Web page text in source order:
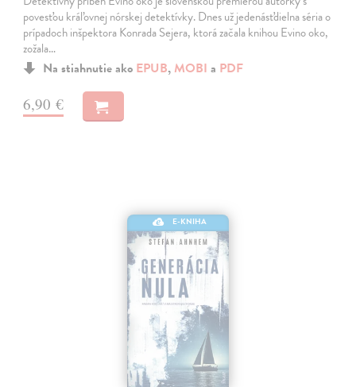
povesťou kráľovnej nórskej detektívky. Dnes už jedenásťdielna séria o
prípadoch inšpektora Konrada Sejera, ktorá začala knihou Evino oko,
zožala…
Na stiahnutie ako EPUB, MOBI a PDF
6,90 €
E-KNIHA